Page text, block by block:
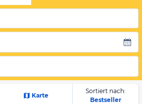
Karte
Sortiert nach:
Bestseller